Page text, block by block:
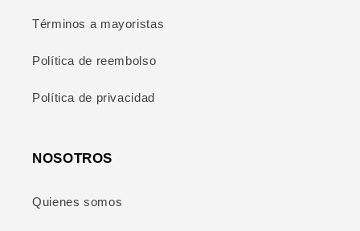
Términos a mayoristas
Política de reembolso
Política de privacidad
NOSOTROS
Quienes somos